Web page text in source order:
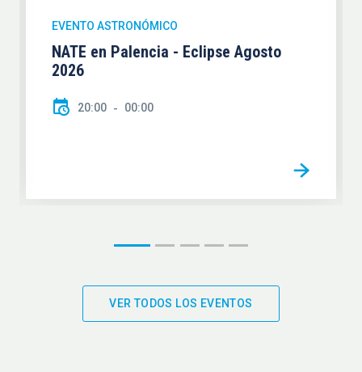
EVENTO ASTRONÓMICO
NATE en Palencia - Eclipse Agosto
2026
20:00 00:00
VER TODOS LOS EVENTOS